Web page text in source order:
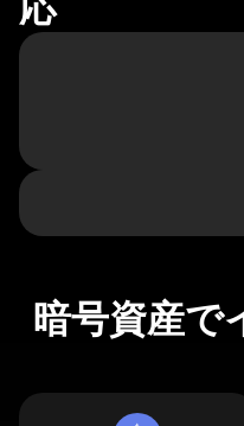
暗号資産で